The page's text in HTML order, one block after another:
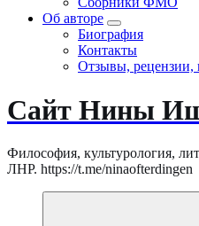
Об авторе
Биография
Контакты
Отзывы, рецензии,
Сайт Нины
Философия, культурология,
ЛНР. https://t.me/ninaofterdingen